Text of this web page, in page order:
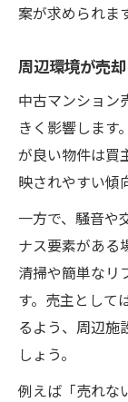
案が求められま
周辺環境が売
中古マンション
きく影響します
が良い物件は買
映されやすい傾
一方で、騒音や
ナス要素がある
清掃や簡単なリ
す。売主として
るよう、周辺施
しょう。
例えば「売れな